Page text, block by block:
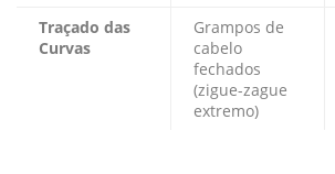
Traçado das
Curvas
Grampos de
cabelo
fechados
(zigue-zague
extremo)